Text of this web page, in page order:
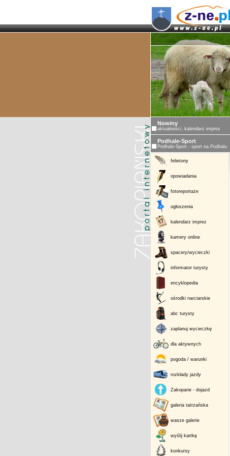
Nowiny
aktualności, kalendarz imprez
Podhale-Sport
Podhale-Sport - sport na Podhalu
felietony
opowiadania
fotoreportaże
ogłoszenia
kalendarz imprez
kamery online
spacery/wycieczki
informator turysty
encyklopedia
ośrodki narciarskie
abc turysty
zaplanuj wycieczkę
dla aktywnych
pogoda / warunki
rozkłady jazdy
Zakopane - dojazd
galeria tatrzańska
wasze galerie
wyślij kartkę
konkursy